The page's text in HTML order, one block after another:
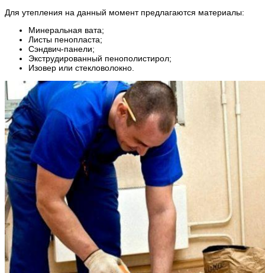
Для утепления на данный момент предлагаются материалы:
Минеральная вата;
Листы пенопласта;
Сэндвич-панели;
Экструдированный пенополистирол;
Изовер или стекловолокно.